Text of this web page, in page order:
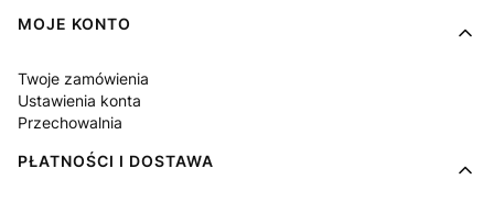
MOJE KONTO
Twoje zamówienia
Ustawienia konta
Przechowalnia
PŁATNOŚCI I DOSTAWA